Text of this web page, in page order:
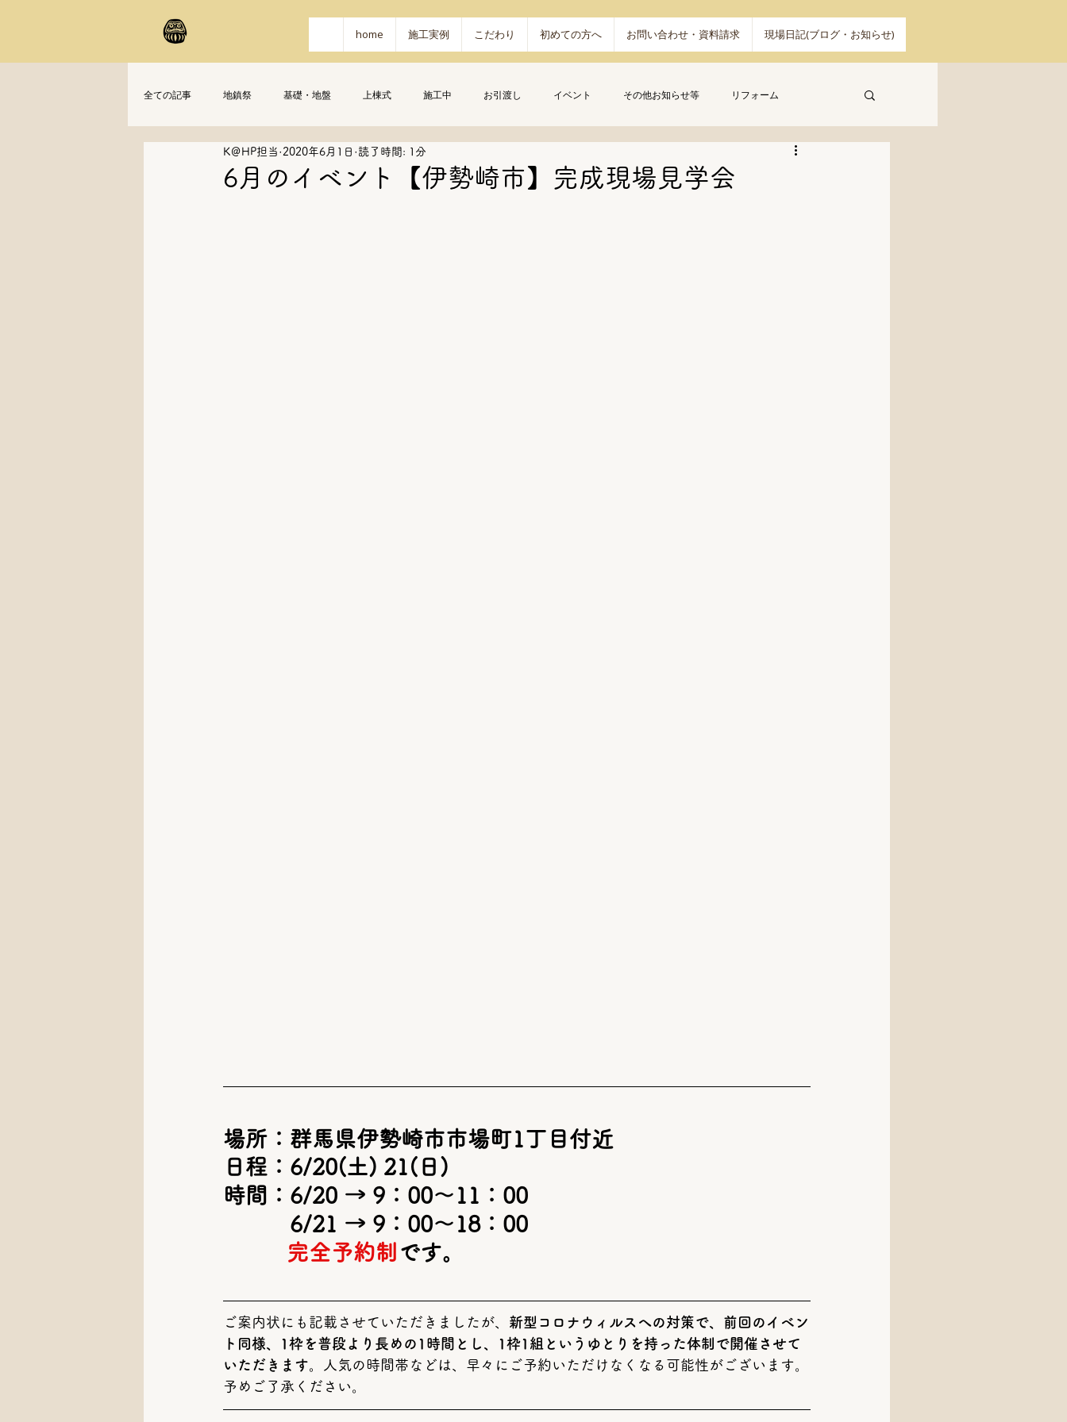
home 施工実例 こだわり 初めての方へ お問い合わせ・資料請求 現場日記(ブログ・お知らせ)
全ての記事 地鎮祭 基礎・地盤 上棟式 施工中 お引渡し イベント その他お知らせ等 リフォーム
6月のイベント【伊勢崎市】完成現場見学会
K＠HP担当 2020年6月1日 読了時間: 1分
場所：群馬県伊勢崎市市場町1丁目付近
日程：6/20(土) 21(日)
時間：6/20 → 9：00～11：00
6/21 → 9：00～18：00
完全予約制 です。
ご案内状にも記載させていただきましたが、 新型コロナウィルスへの対策で、前回のイベン
ト同様、1枠を普段より長めの1時間とし、1枠1組というゆとりを持った体制で開催させて
いただきます。
人気の時間帯などは、早々にご予約いただけなくなる可能性がございます。
予めご了承ください。